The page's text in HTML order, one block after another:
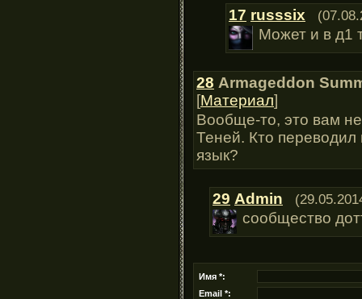
17 russsix
Может и в д1
28 Armageddon
[Материал]
Вообще-то, это вам
Теней. Кто переводил
язык?
29 Admin
сообщество
Имя *:
Email *: